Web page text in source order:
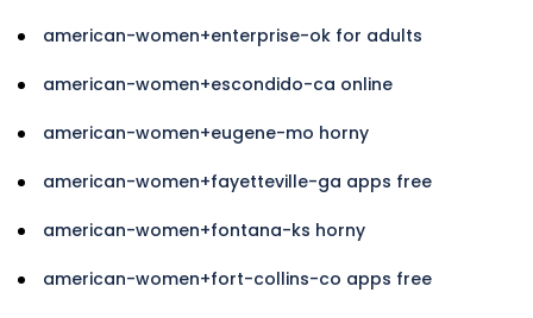
american-women+enterprise-ok for adults
american-women+escondido-ca online
american-women+eugene-mo horny
american-women+fayetteville-ga apps free
american-women+fontana-ks horny
american-women+fort-collins-co apps free